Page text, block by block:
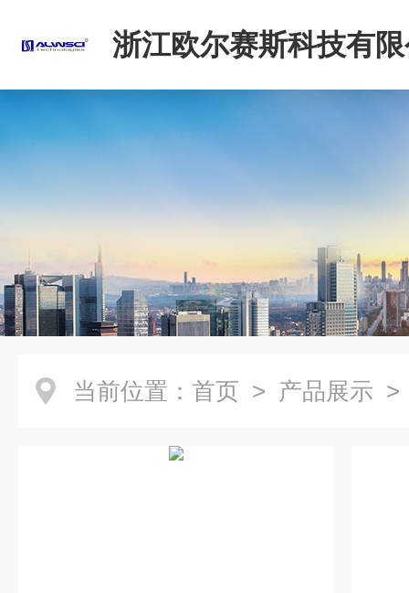
浙江欧尔赛斯科技有
当前位置： 首页 > 产品展示